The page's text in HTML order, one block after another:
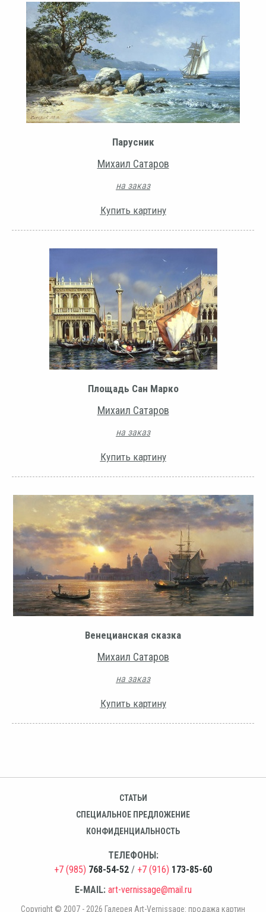
Парусник
Михаил Сатаров
на заказ
Купить картину
Площадь Сан Марко
Михаил Сатаров
на заказ
Купить картину
Венецианская сказка
Михаил Сатаров
на заказ
Купить картину
СТАТЬИ
СПЕЦИАЛЬНОЕ ПРЕДЛОЖЕНИЕ
КОНФИДЕНЦИАЛЬНОСТЬ
ТЕЛЕФОНЫ:
+7 (985) 768-54-52 / +7 (916) 173-85-60
E-MAIL: art-vernissage@mail.ru
Copyright © 2007 - 2026 Галерея Art-Vernissage: продажа картин